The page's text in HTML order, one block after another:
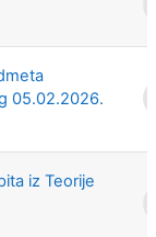
05.02.2026.
iz Teorije